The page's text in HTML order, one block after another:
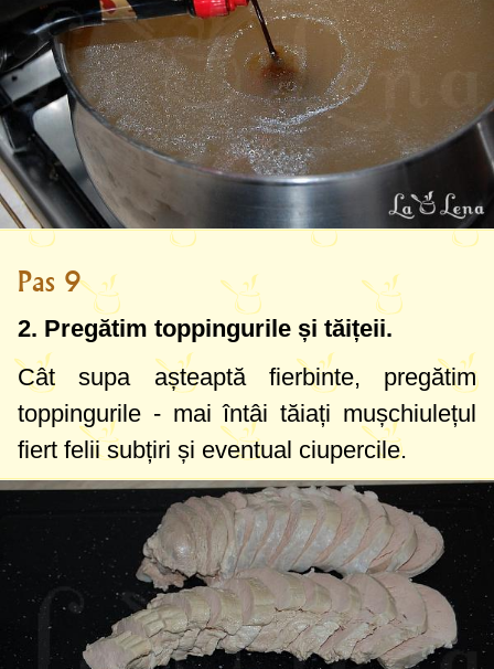
Pas 9
2. Pregătim toppingurile și tăițeii.
Cât supa așteaptă fierbinte, pregătim
toppingurile - mai întâi tăiați mușchiulețul
fiert felii subțiri și eventual ciupercile.